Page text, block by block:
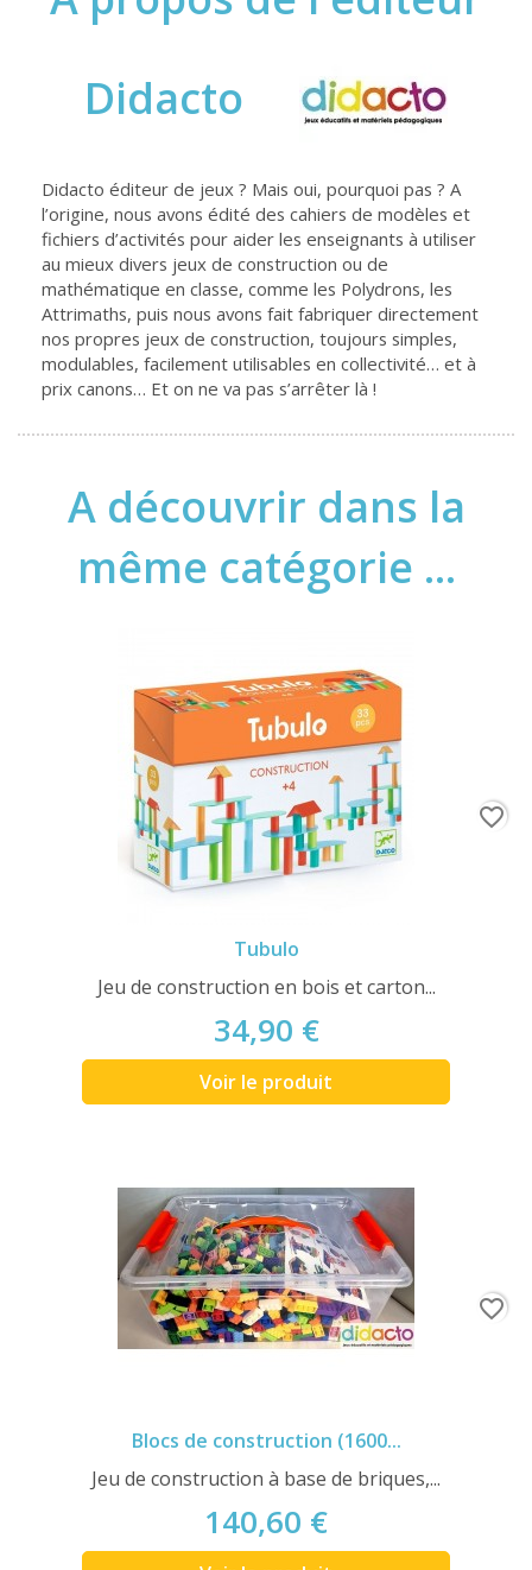
Didacto
Didacto éditeur de jeux ? Mais oui, pourquoi pas ? A
l’origine, nous avons édité des cahiers de modèles et
fichiers d’activités pour aider les enseignants à utiliser
au mieux divers jeux de construction ou de
mathématique en classe, comme les Polydrons, les
Attrimaths, puis nous avons fait fabriquer directement
nos propres jeux de construction, toujours simples,
modulables, facilement utilisables en collectivité… et à
prix canons… Et on ne va pas s’arrêter là !
A découvrir dans la
même catégorie ...
Tubulo
Jeu de construction en bois et carton...
34,90 €
Voir le produit
favorite_border
Blocs de construction (1600...
Jeu de construction à base de briques,...
140,60 €
favorite_border